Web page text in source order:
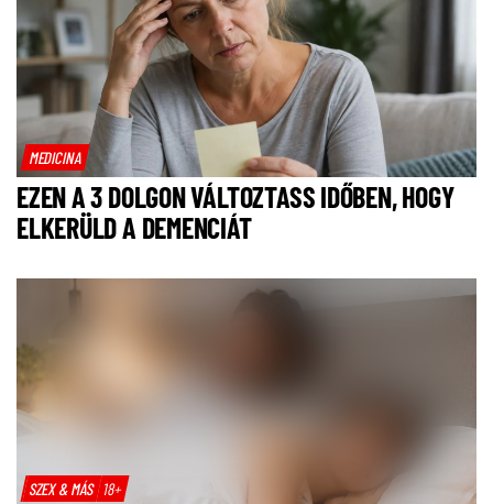
MEDICINA
EZEN A 3 DOLGON VÁLTOZTASS IDŐBEN, HOGY
ELKERÜLD A DEMENCIÁT
SZEX & MÁS 18+